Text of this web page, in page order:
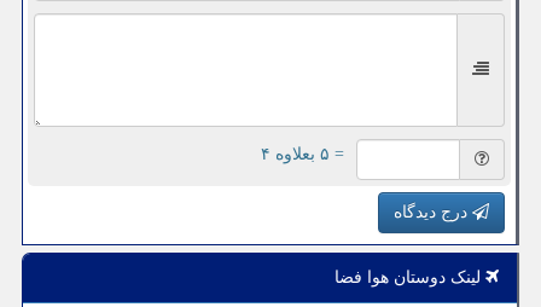
= ۵ بعلاوه ۴
درج دیدگاه
لینک دوستان هوا فضا